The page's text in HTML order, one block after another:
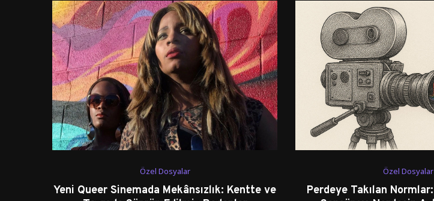
Özel Dosyalar
Yeni Queer Sinemada Mekânsızlık: Kentte ve
Özel Dosyalar
Perdeye Takılan